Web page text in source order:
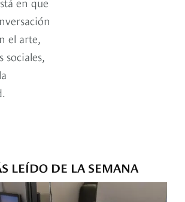
el arte,
sociales,
LEÍDO DE LA SEMANA